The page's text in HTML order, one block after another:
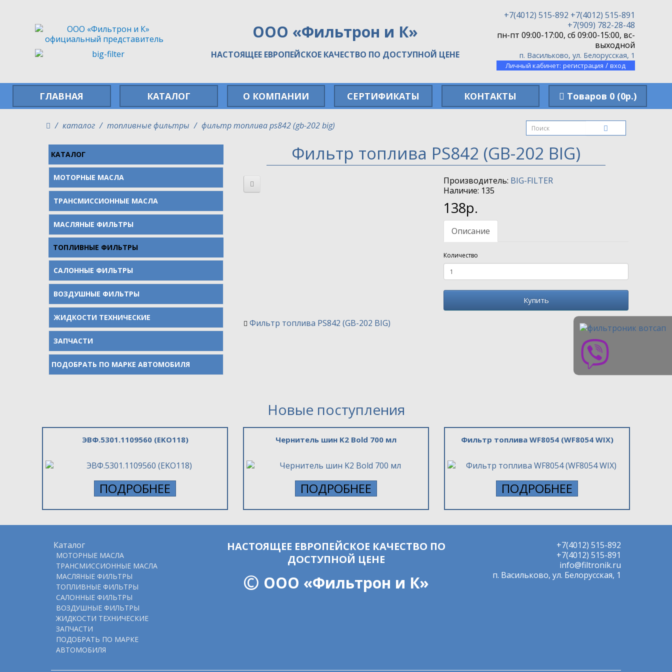
официальный представитель ООО «Фильтрон и К»
НАСТОЯЩЕЕ ЕВРОПЕЙСКОЕ КАЧЕСТВО ПО ДОСТУПНОЙ ЦЕНЕ
+7(4012) 515-892 +7(4012) 515-891
+7(909) 782-28-48
пн-пт 09:00-17:00, сб 09:00-15:00, вс-
выходной
п. Васильково, ул. Белорусская, 1
Личный кабинет: регистрация /вход
ГЛАВНАЯ КАТАЛОГ О КОМПАНИИ СЕРТИФИКАТЫ КОНТАКТЫ Товаров 0 (0р.)
каталог топливные фильтры фильтр топлива ps842 (gb-202 big)
КАТАЛОГ
МОТОРНЫЕ МАСЛА
ТРАНСМИССИОННЫЕ МАСЛА
МАСЛЯНЫЕ ФИЛЬТРЫ
ТОПЛИВНЫЕ ФИЛЬТРЫ
САЛОННЫЕ ФИЛЬТРЫ
ВОЗДУШНЫЕ ФИЛЬТРЫ
ЖИДКОСТИ ТЕХНИЧЕСКИЕ
ЗАПЧАСТИ
ПОДОБРАТЬ ПО МАРКЕ АВТОМОБИЛЯ
Фильтр топлива PS842 (GB-202 BIG)
Производитель: BIG-FILTER
Наличие: 135
138р.
Описание
Количество
Купить
Фильтр топлива PS842 (GB-202 BIG)
Новые поступления
ЭВФ.5301.1109560 (EKO118)
ПОДРОБНЕЕ
Чернитель шин K2 Bold 700 мл
ПОДРОБНЕЕ
Фильтр топлива WF8054 (WF8054 WIX)
ПОДРОБНЕЕ
Каталог
МОТОРНЫЕ МАСЛА
ТРАНСМИССИОННЫЕ МАСЛА
МАСЛЯНЫЕ ФИЛЬТРЫ
ТОПЛИВНЫЕ ФИЛЬТРЫ
САЛОННЫЕ ФИЛЬТРЫ
ВОЗДУШНЫЕ ФИЛЬТРЫ
ЖИДКОСТИ ТЕХНИЧЕСКИЕ
ЗАПЧАСТИ
ПОДOБРАТЬ ПО МАРКЕ
АВТОМОБИЛЯ
НАСТОЯЩЕЕ ЕВРОПЕЙСКОЕ КАЧЕСТВО ПО
ДОСТУПНОЙ ЦЕНЕ
© ООО «Фильтрон и К»
+7(4012) 515-892
+7(4012) 515-891
info@filtronik.ru
п. Васильково, ул. Белорусская, 1